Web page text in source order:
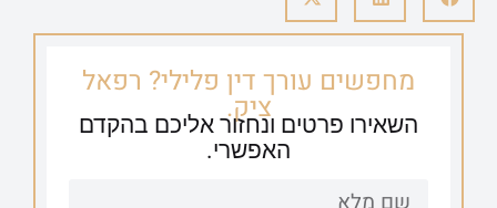
מחפשים עורך דין פלילי? רפאל
ציק.
השאירו פרטים ונחזור אליכם בהקדם
האפשרי.